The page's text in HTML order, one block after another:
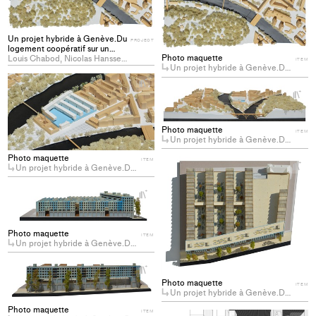
Un projet hybride à Genève.Du
logement coopératif sur un
dépôt de transport
public (Genève)
Louis Chabod, Nicolas Hanssens
PROJECT
Photo maquette
Un projet hybride à Genève.Du logement coopératif sur un dépôt de transport public (Genève)
ITEM
Photo maquette
Un projet hybride à Genève.Du logement coopératif sur un dépôt de transport public (Genève)
ITEM
+
Add
project
to
collections
Photo maquette
Un projet hybride à Genève.Du logement coopératif sur un dépôt de transport public (Genève)
ITEM
+
Add
to
Photo maquette
Un projet hybride à Genève.Du logement coopératif sur un dépôt de transport public (Genève)
ITEM
+
Photo maquette
Un projet hybride à Genève.Du logement coopératif sur un dépôt de transport public (Genève)
ITEM
+
project
to
collections
Photo maquette
ITEM
+
project